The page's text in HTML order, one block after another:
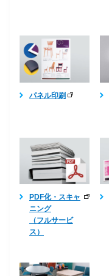
パネル印刷
PDF化・スキャ
ニング
（フルサービ
ス）